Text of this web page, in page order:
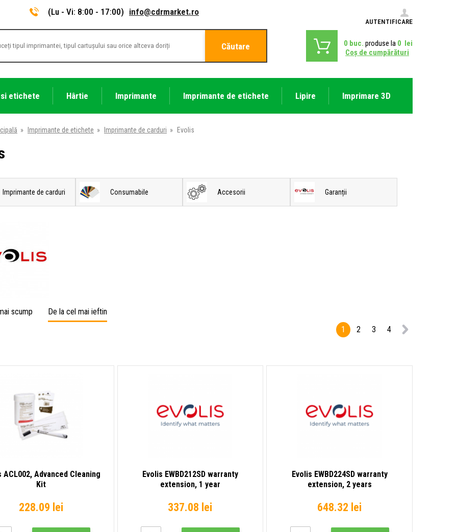
(Lu - Vi: 8:00 - 17:00) info@cdrmarket.ro
AUTENTIFICARE
Căutare 0 buc. produse la 0 lei
Coş de cumpărături
etichete Hârtie Imprimante Imprimante de etichete Lipire Imprimare 3D
» Imprimante de etichete » Imprimante de carduri » Evolis
Imprimante de carduri Consumabile Accesorii Garanții
scump
De la cel mai ieftin
1
2 3 4
ACL002, Advanced Cleaning
Kit
228.09 lei
Evolis EWBD212SD warranty
extension, 1 year
337.08 lei
Evolis EWBD224SD warranty
extension, 2 years
648.32 lei